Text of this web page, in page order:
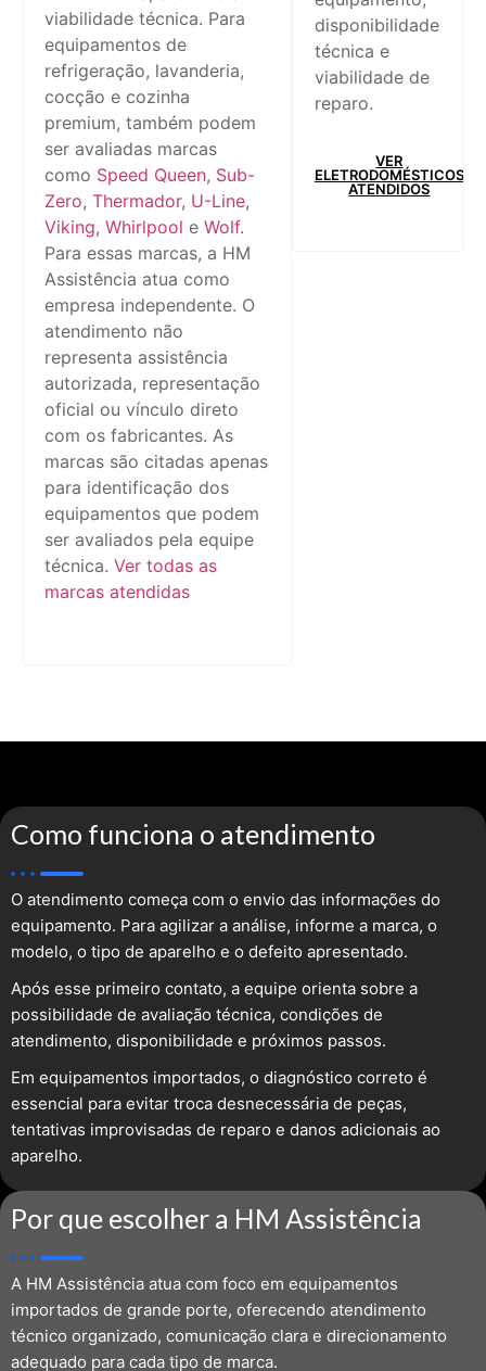
viabilidade técnica. Para
equipamentos de
refrigeração, lavanderia,
cocção e cozinha
premium, também podem
ser avaliadas marcas
como Speed Queen, Sub-
Zero, Thermador, U-Line,
Viking, Whirlpool e Wolf.
Para essas marcas, a HM
Assistência atua como
empresa independente. O
atendimento não
representa assistência
autorizada, representação
oficial ou vínculo direto
com os fabricantes. As
marcas são citadas apenas
para identificação dos
equipamentos que podem
ser avaliados pela equipe
técnica. Ver todas as
marcas atendidas
disponibilidade
técnica e
viabilidade de
reparo.
VER
ELETRODOMÉSTICOS
ATENDIDOS
Como funciona o atendimento
O atendimento começa com o envio das informações do
equipamento. Para agilizar a análise, informe a marca, o
modelo, o tipo de aparelho e o defeito apresentado.
Após esse primeiro contato, a equipe orienta sobre a
possibilidade de avaliação técnica, condições de
atendimento, disponibilidade e próximos passos.
Em equipamentos importados, o diagnóstico correto é
essencial para evitar troca desnecessária de peças,
tentativas improvisadas de reparo e danos adicionais ao
aparelho.
Por que escolher a HM Assistência
A HM Assistência atua com foco em equipamentos
importados de grande porte, oferecendo atendimento
técnico organizado, comunicação clara e direcionamento
adequado para cada tipo de marca.